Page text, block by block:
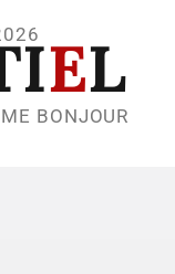
EL
BONJOUR